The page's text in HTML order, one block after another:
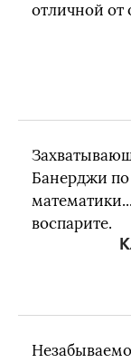
отличной от
Банерджи
воспарите.